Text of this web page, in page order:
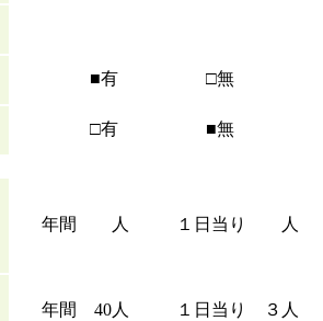
■有 □無
□有 ■無
年間 人 １日当り 人
年間 40人 １日当り ３人